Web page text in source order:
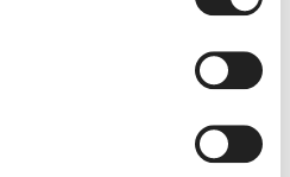
kjønnslemlestelse
og en pedagogisk
tilgjengelig på